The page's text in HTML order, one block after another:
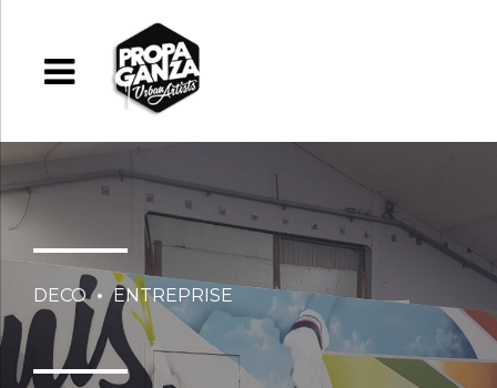
DECO ENTREPRISE